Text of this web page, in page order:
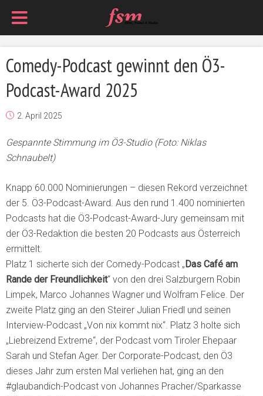
Comedy-Podcast gewinnt den Ö3-
Podcast-Award 2025
2. April 2025
Gespannte Stimmung im Ö3-Studio (Foto: Niklas
Schnaubelt)
Knapp 60.000 Nominierungen – diesen Rekord verzeichnet
der 5. Ö3-Podcast-Award. Aus den rund 1.400 nominierten
Podcasts hat die Ö3-Podcast-Award-Jury gemeinsam mit
der Ö3-Redaktion die besten 20 Podcasts aus Österreich
ermittelt.
Platz 1 sicherte sich der Comedy-Podcast „ Das Café am
Rande der Freundlichkeit“ von den drei Salzburgern Robin
Limpek, Marco Johannes Wagner und Wolfram Felice. Der
zweite Platz ging an den Steirer Julian Friedl und seinen
Interview-Podcast „Von nix kommt nix“. Platz 3 holte sich
„Liebreizend Extreme“, der Podcast vom Tiroler Ehepaar
Sarah und Stefan Ager. Der Corporate-Podcast, den Ö3
dieses Jahr zum ersten Mal verliehen hat, ging an den
#glaubandich-Podcast von Johannes Pracher/Sparkasse